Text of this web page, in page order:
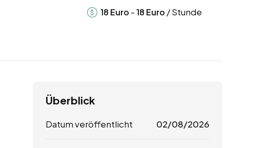
18 Euro -18 Euro / Stunde
Überblick
Datum veröffentlicht 02/08/2026